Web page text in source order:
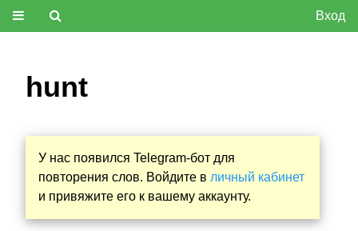
Вход
hunt
У нас появился Telegram-бот для
повторения слов. Войдите в личный кабинет
и привяжите его к вашему аккаунту.